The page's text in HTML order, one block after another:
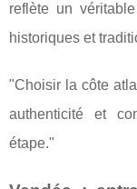
reflète un
historiques et
"Choisir la côte
authenticité et
étape."